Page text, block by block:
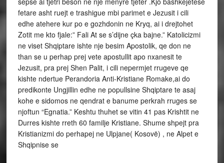
fetare asht ruejt e trashigue mbi parimet e Jezusit i cili
edhe atehere kur po e gozhdonin ne Kryq, ai i drejtohet
Zotit me kto fjale:” Fali At se s’dijne çka bajne.” Katolicizmi
ne viset Shqiptare ishte nje besim Apostolik, qe don ne
than se u perhap prej vete apostullit apo nxanesit te
Jezusit, pra prej Shen Palit, i cili nepermjet rrugeve qe
kishte ndertue Perandoria Anti-Kristiane Romake,ai do
predikonte Ungjillin edhe ne popullsine Shqiptare te asaj
kohe e sidomos ne qendrat e banume perkrah rruges se
njoftun “Egnatia.” Keshtu thuhet se vitin 41 pas Krishtit ne
Durres kishte rreth 60 familje Kristiane. Shume shpejt pra
Kristianizmi do perhapej ne Ulpjane( Kosovë) , ne Alpet e
Shqipnise se